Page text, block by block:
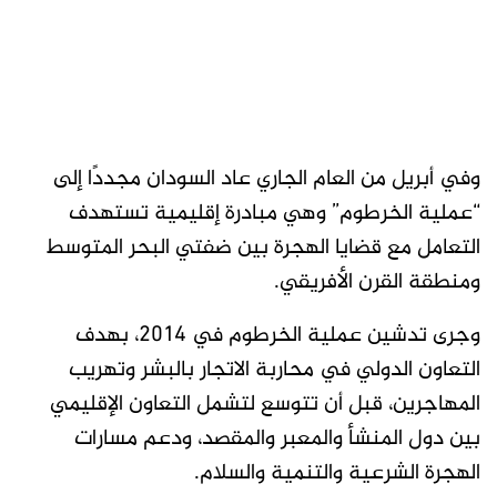
وفي أبريل من العام الجاري عاد السودان مجددًا إلى
“عملية الخرطوم” وهي مبادرة إقليمية تستهدف
التعامل مع قضايا الهجرة بين ضفتي البحر المتوسط
ومنطقة القرن الأفريقي.
وجرى تدشين عملية الخرطوم في 2014، بهدف
التعاون الدولي في محاربة الاتجار بالبشر وتهريب
المهاجرين، قبل أن تتوسع لتشمل التعاون الإقليمي
بين دول المنشأ والمعبر والمقصد، ودعم مسارات
الهجرة الشرعية والتنمية والسلام.